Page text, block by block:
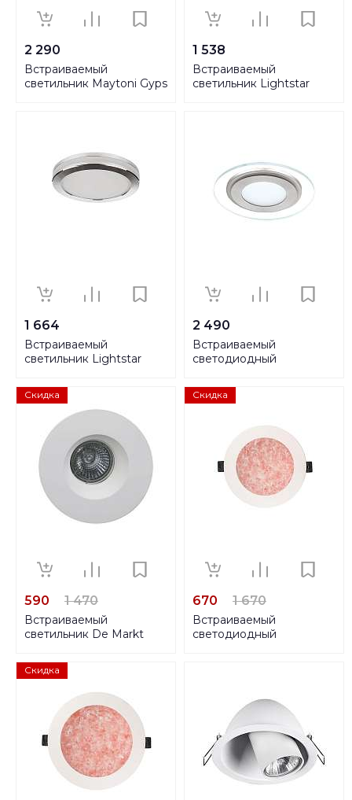
2 290
Встраиваемый
светильник Maytoni Gyps
1 538
Встраиваемый
светильник Lightstar
1 664
Встраиваемый
светильник Lightstar
2 490
Встраиваемый
светодиодный
95932
Скидка
590 1 470
Встраиваемый
светильник De Markt
Скидка
670 1 670
Встраиваемый
светодиодный
Скидка